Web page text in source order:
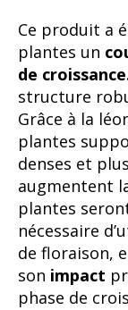
Ce produit a
plantes un
de
structure
Grâce à la
plantes
denses et
augmentent
plantes
nécessaire
de floraison,
son impact
phase de